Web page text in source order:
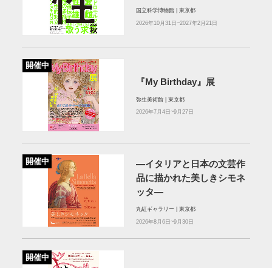
国立科学博物館 | 東京都
2026年10月31日~2027年2月21日
開催中
『My Birthday』展
弥生美術館 | 東京都
2026年7月4日~9月27日
開催中
—イタリアと日本の文芸作
品に描かれた美しきシモネ
ッタ—
丸紅ギャラリー | 東京都
2026年8月6日~9月30日
開催中